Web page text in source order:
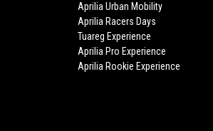
Aprilia Urban Mobility
Aprilia Racers Days
Tuareg Experience
Aprilia Pro Experience
Aprilia Rookie Experience